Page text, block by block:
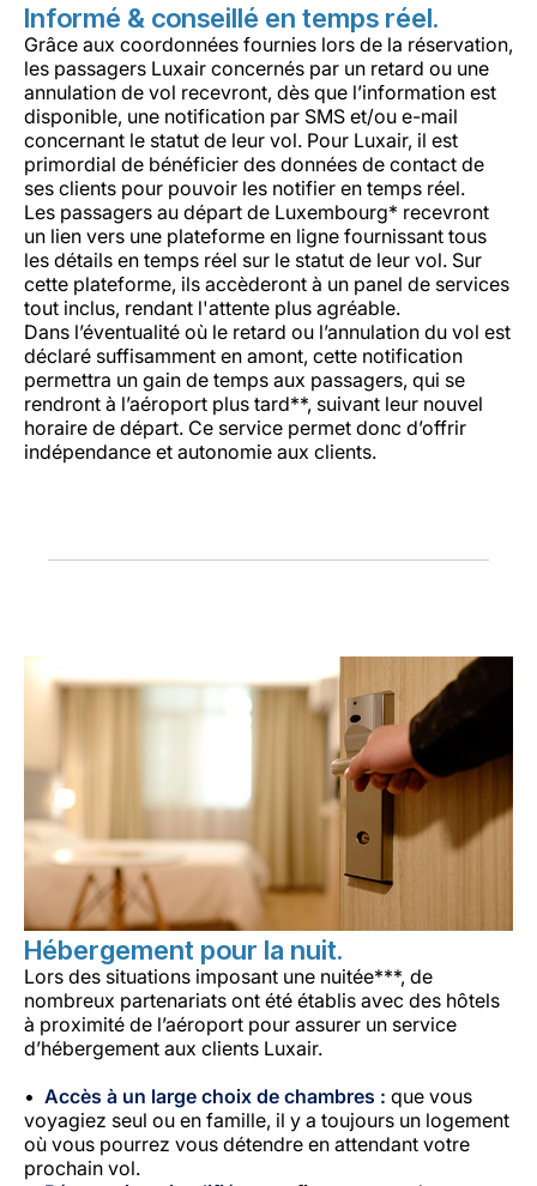
Informé & conseillé en temps réel.
Grâce aux coordonnées fournies lors de la réservation,
les passagers Luxair concernés par un retard ou une
annulation de vol recevront, dès que l’information est
disponible, une notification par SMS et/ou e-mail
concernant le statut de leur vol. Pour Luxair, il est
primordial de bénéficier des données de contact de
ses clients pour pouvoir les notifier en temps réel.
Les passagers au départ de Luxembourg* recevront
un lien vers une plateforme en ligne fournissant tous
les détails en temps réel sur le statut de leur vol. Sur
cette plateforme, ils accèderont à un panel de services
tout inclus, rendant l'attente plus agréable.
Dans l’éventualité où le retard ou l’annulation du vol est
déclaré suffisamment en amont, cette notification
permettra un gain de temps aux passagers, qui se
rendront à l’aéroport plus tard**, suivant leur nouvel
horaire de départ. Ce service permet donc d’offrir
indépendance et autonomie aux clients.
Hébergement pour la nuit.
Lors des situations imposant une nuitée***, de
nombreux partenariats ont été établis avec des hôtels
à proximité de l’aéroport pour assurer un service
d’hébergement aux clients Luxair.
Accès à un large choix de chambres : que vous
voyagiez seul ou en famille, il y a toujours un logement
où vous pourrez vous détendre en attendant votre
prochain vol.